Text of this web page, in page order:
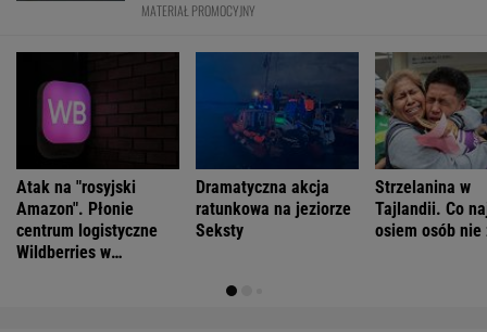
MATERIAŁ PROMOCYJNY
Atak na "rosyjski
Amazon". Płonie
centrum logistyczne
Wildberries w
Dramatyczna akcja
ratunkowa na jeziorze
Seksty
Strzelanina w
Tajlandii. Co
osiem osób nie